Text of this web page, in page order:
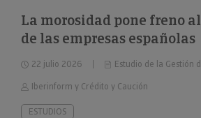
La morosidad pone freno
de las empresas españolas
22 julio 2026
Estudio de la Gestión
Iberinform y Crédito y Caución
ESTUDIOS